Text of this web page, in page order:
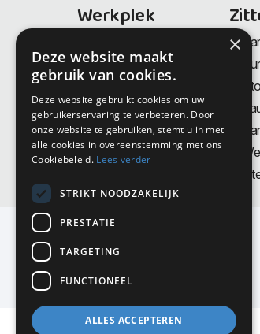
Werkplek
Thuiswerkplek
Directiemeubilair
Akoestiek & Privacy
Tafels
×
Deze website maakt
gebruik van cookies.
Deze website gebruikt cookies om uw
gebruikerservaring te verbeteren. Door
onze website te gebruiken, stemt u in met
alle cookies in overeenstemming met ons
Cookiebeleid. Lees verder
STRIKT NOODZAKELIJK
PRESTATIE
TARGETING
FUNCTIONEEL
ALLES ACCEPTEREN